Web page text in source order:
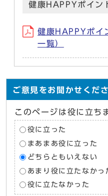
健康HAPPYポイン
健康HAPPYポイ
一覧）
ご意見をお聞かせくだ
このページは役に立ち
役に立った
まあまあ役に立った
どちらともいえない
あまり役に立たなかっ
役に立たなかった